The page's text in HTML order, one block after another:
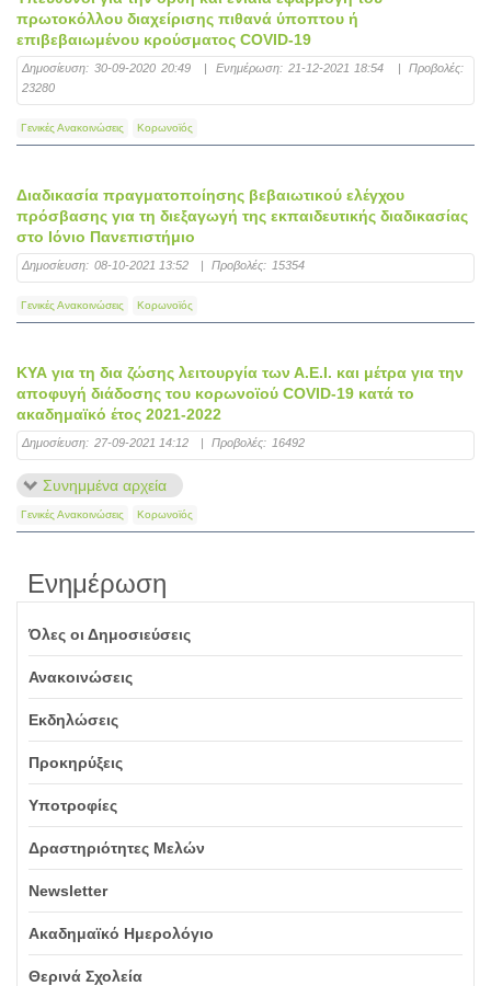
πρωτοκόλλου διαχείρισης πιθανά ύποπτου ή
επιβεβαιωμένου κρούσματος COVID-19
Δημοσίευση: 30-09-2020 20:49 | Ενημέρωση: 21-12-2021 18:54 |
Προβολές:
23280
Γενικές Ανακοινώσεις Κορωνοϊός
Διαδικασία πραγματοποίησης βεβαιωτικού ελέγχου
πρόσβασης για τη διεξαγωγή της εκπαιδευτικής διαδικασίας
στο Ιόνιο Πανεπιστήμιο
Δημοσίευση: 08-10-2021 13:52 | Προβολές: 15354
Γενικές Ανακοινώσεις Κορωνοϊός
ΚΥΑ για τη δια ζώσης λειτουργία των Α.Ε.Ι. και μέτρα για την
αποφυγή διάδοσης του κορωνοϊού COVID-19 κατά το
ακαδημαϊκό έτος 2021-2022
Δημοσίευση: 27-09-2021 14:12 | Προβολές: 16492
Συνημμένα αρχεία
Γενικές Ανακοινώσεις Κορωνοϊός
Ενημέρωση
Όλες οι Δημοσιεύσεις
Ανακοινώσεις
Εκδηλώσεις
Προκηρύξεις
Υποτροφίες
Δραστηριότητες Μελών
Newsletter
Ακαδημαϊκό Ημερολόγιο
Θερινά Σχολεία